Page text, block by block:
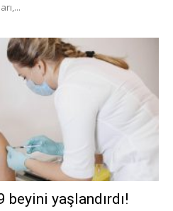
beyini yaşlandırdı!